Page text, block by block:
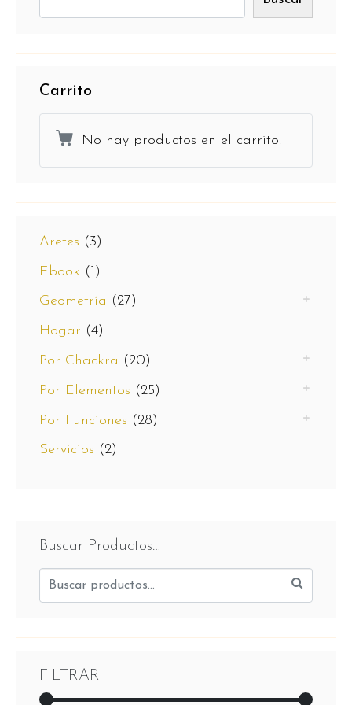
Carrito
No hay productos en el carrito.
Aretes (3)
Ebook (1)
Geometría (27)
Hogar (4)
Por Chackra (20)
Por Elementos (25)
Por Funciones (28)
Servicios (2)
Buscar Productos…
FILTRAR